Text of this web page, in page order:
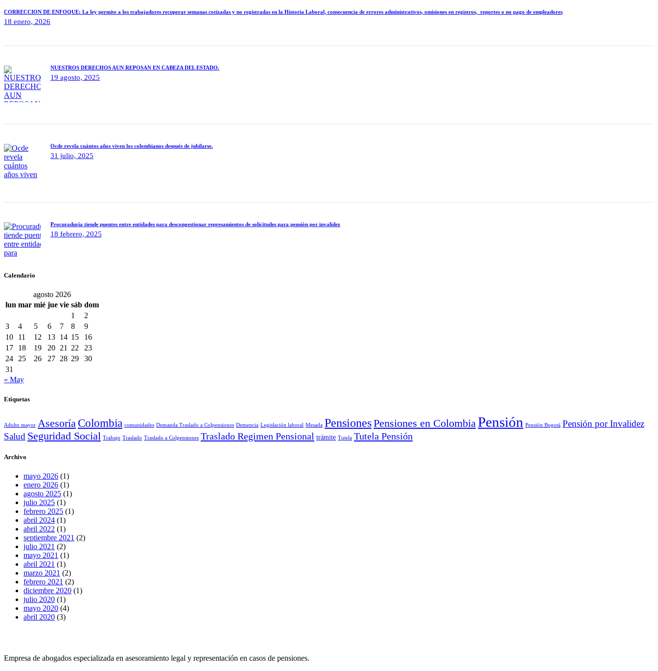
CORRECCIÓN DE ENFOQUE: La ley permite a los trabajadores recuperar semanas cotizadas y no registradas en la Historia Laboral, consecuencia de errores administrativos, omisiones en registros, reportes o no pago de empleadores
18 enero, 2026
NUESTROS DERECHOS AUN REPOSAN EN CABEZA DEL ESTADO.
19 agosto, 2025
Ocde revela cuántos años viven los colombianos después de jubilarse.
31 julio, 2025
Procuraduría tiende puentes entre entidades para descongestionar represamientos de solicitudes para pensión por invalidez
18 febrero, 2025
Calendario
agosto 2026
lun mar mié jue vie sáb dom
1
2
3
4 5 6 7 8
9
10
11 12 13 14 15
16
17
18 19 20 21 22
23
24
25 26 27 28 29
30
31
« May
Etiquetas
Adulto mayor Asesoría Colombia comunidades Demanda Traslado a Colpensiones Demencia Legislación laboral Mesada PensionesPensiones en Colombia Pensión Pensión Bogotá Pensión por Invalidez
Salud Seguridad Social Trabajo Traslado Traslado a Colpensiones Traslado Regimen Pensional trámite Tutela Tutela Pensión
Archivo
mayo 2026 (1)
enero 2026 (1)
agosto 2025 (1)
julio 2025 (1)
febrero 2025 (1)
abril 2024 (1)
abril 2022 (1)
septiembre 2021 (2)
julio 2021 (2)
mayo 2021 (1)
abril 2021 (1)
marzo 2021 (2)
febrero 2021 (2)
diciembre 2020 (1)
julio 2020 (1)
mayo 2020 (4)
abril 2020 (3)
Empresa de abogados especializada en asesoramiento legal y representación en casos de pensiones.